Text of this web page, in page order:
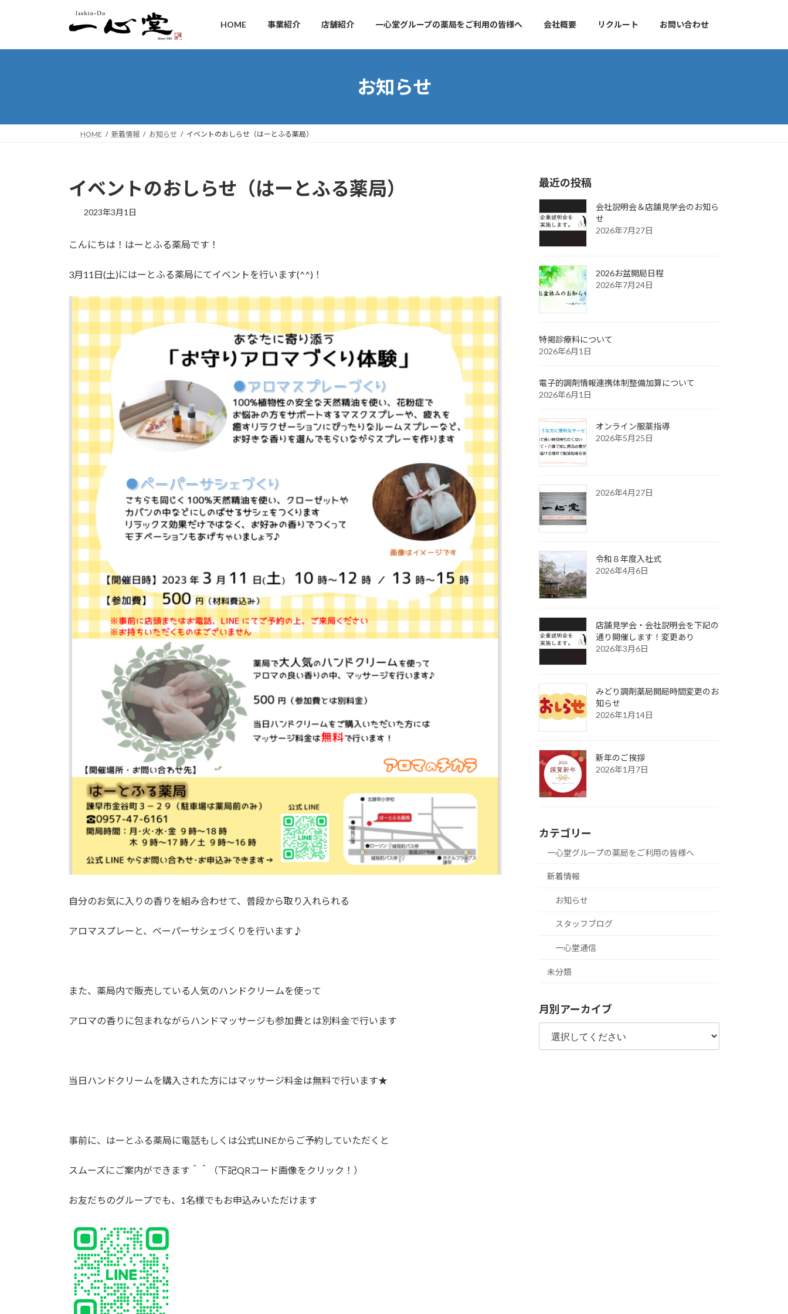
HOME 事業紹介 店舗紹介 一心堂グループの薬局をご利用の皆様へ 会社概要 リクルート お問い合わせ
お知らせ
HOME 新着情報 お知らせ イベントのおしらせ（はーとふる薬局）
イベントのおしらせ（はーとふる薬局）
2023年3月1日
こんにちは！はーとふる薬局です！
3月11日(土)にはーとふる薬局にてイベントを行います(^^)！
自分のお気に入りの香りを組み合わせて、普段から取り入れられる
アロマスプレーと、ベーパーサシェづくりを行います♪
また、薬局内で販売している人気のハンドクリームを使って
アロマの香りに包まれながらハンドマッサージも参加費とは別料金で行います
当日ハンドクリームを購入された方にはマッサージ料金は無料で行います★
事前に、はーとふる薬局に電話もしくは公式LINEからご予約していただくと
スムーズにご案内ができます＾＾（下記QRコード画像をクリック！）
お友だちのグループでも、1名様でもお申込みいただけます
最近の投稿
会社説明会＆店舗見学会のお知ら
せ
2026年7月27日
2026お盆開局日程
2026年7月24日
特掲診療料について
2026年6月1日
電子的調剤情報連携体制整備加算について
2026年6月1日
オンライン服薬指導
2026年5月25日
2026年4月27日
令和８年度入社式
2026年4月6日
店舗見学会・会社説明会を下記の
通り開催します！変更あり
2026年3月6日
みどり調剤薬局開局時間変更のお
知らせ
2026年1月14日
新年のご挨拶
2026年1月7日
カテゴリー
一心堂グループの薬局をご利用の皆様へ
新着情報
お知らせ
スタッフブログ
一心堂通信
未分類
月別アーカイブ